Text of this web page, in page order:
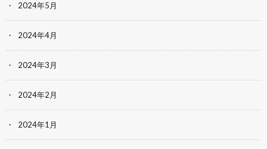
2024年5月
2024年4月
2024年3月
2024年2月
2024年1月